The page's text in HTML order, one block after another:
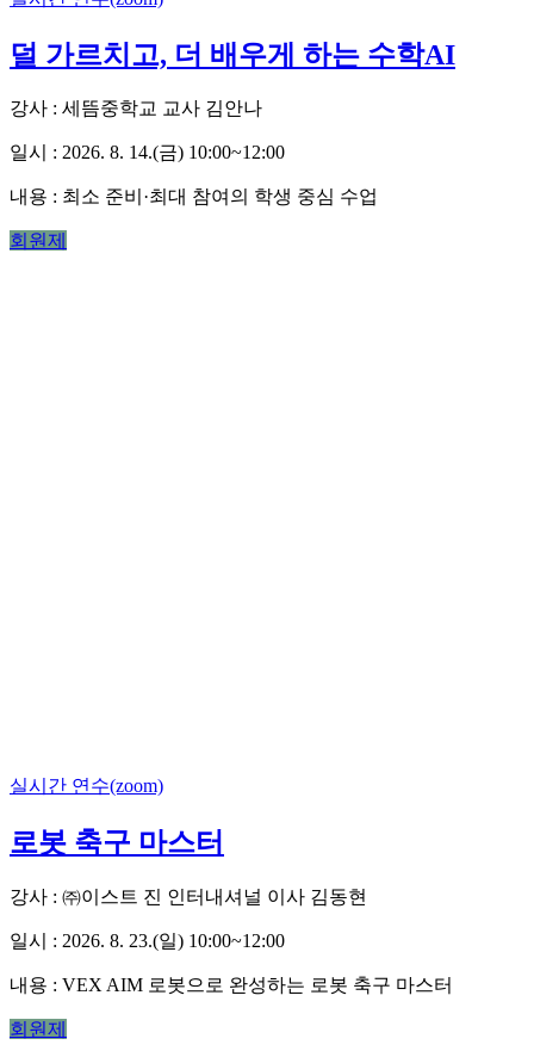
덜 가르치고, 더 배우게 하는 수학AI
강사 : 세뜸중학교 교사 김안나
일시 : 2026. 8. 14.(금) 10:00~12:00
내용 : 최소 준비·최대 참여의 학생 중심 수업
회원제
실시간 연수(zoom)
로봇 축구 마스터
강사 : ㈜이스트 진 인터내셔널 이사 김동현
일시 : 2026. 8. 23.(일) 10:00~12:00
내용 : VEX AIM 로봇으로 완성하는 로봇 축구 마스터
회원제